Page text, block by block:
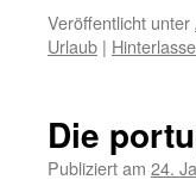
Veröffentlicht unter
Urlaub |
Die
Publiziert am 24.